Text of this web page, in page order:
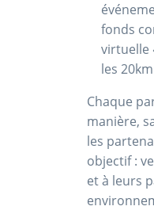
fonds
virtuelle
les
Chaque
manière,
les
objectif :
et à leurs